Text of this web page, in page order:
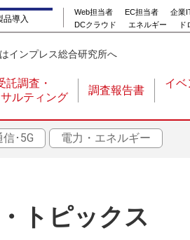
品導入
Web担当者 EC担当者 企業
DCクラウド
エネルギー ド
インプレス総合研究所へ
託調査・
ルティング
調査報告書
イ
信･5G 電力・エネルギー
トピックス